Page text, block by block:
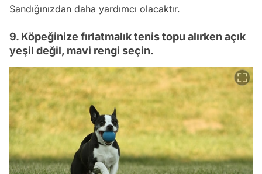
Sandığınızdan daha yardımcı olacaktır.
9. Köpeğinize fırlatmalık tenis topu alırken açık
yeşil değil, mavi rengi seçin.